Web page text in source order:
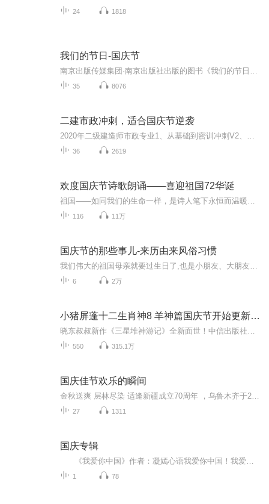
24 1818
我们的节日-国庆节
35 8076
二建市政冲刺，适合国庆节逆袭
36 2619
欢度国庆节诗歌朗诵——喜迎祖国72华诞
116 11万
国庆节的那些事儿-来历由来风俗习惯
6 2万
小猪屏蓬十二生肖神8 羊神篇国庆节开始更新啦！
550 315.1万
国庆佳节欢乐的瞬间
27 1311
国庆专辑
1 78